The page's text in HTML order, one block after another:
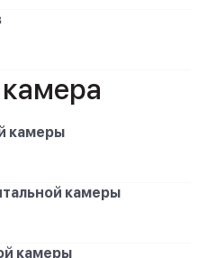
камеры
камеры
камеры